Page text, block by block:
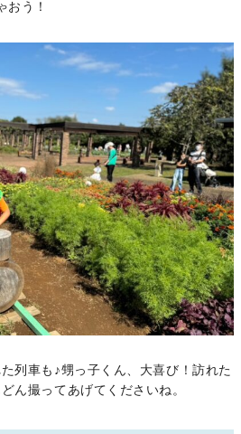
おう！
列車も♪甥っ子くん、大喜び！訪れた
ん撮ってあげてくださいね。